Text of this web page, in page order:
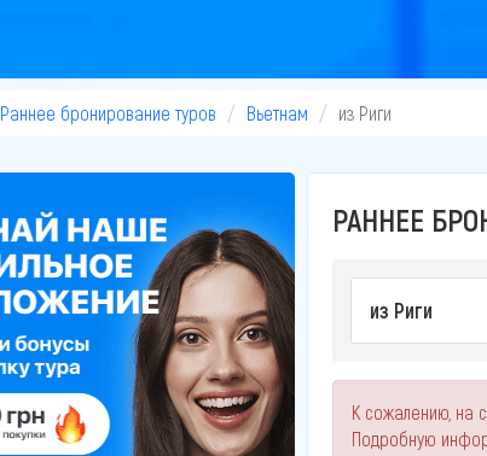
Раннее бронирование туров Вьетнам из Риги
РАННЕЕ
из Риги
К сожалению, на
Подробную